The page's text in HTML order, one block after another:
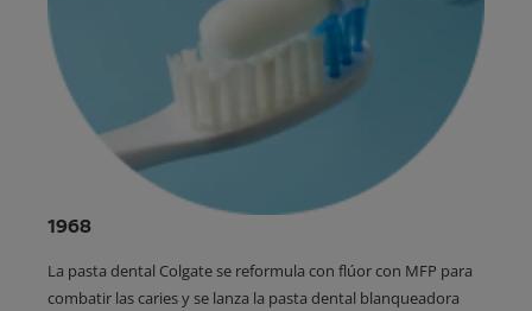
1968
La pasta dental Colgate se reformula con flúor con MFP para
combatir las caries y se lanza la pasta dental blanqueadora